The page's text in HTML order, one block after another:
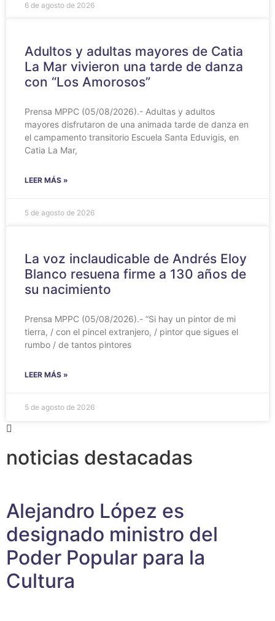
6 de agosto de 2026
Adultos y adultas mayores de Catia
La Mar vivieron una tarde de danza
con “Los Amorosos”
Prensa MPPC (05/08/2026).- Adultas y adultos
mayores disfrutaron de una animada tarde de danza en
el campamento transitorio Escuela Santa Eduvigis, en
Catia La Mar,
LEER MÁS »
5 de agosto de 2026
La voz inclaudicable de Andrés Eloy
Blanco resuena firme a 130 años de
su nacimiento
Prensa MPPC (05/08/2026).- “Si hay un pintor de mi
tierra, / con el pincel extranjero, / pintor que sigues el
rumbo / de tantos pintores
LEER MÁS »
5 de agosto de 2026
noticias destacadas
Alejandro López es
designado ministro del
Poder Popular para la
Cultura